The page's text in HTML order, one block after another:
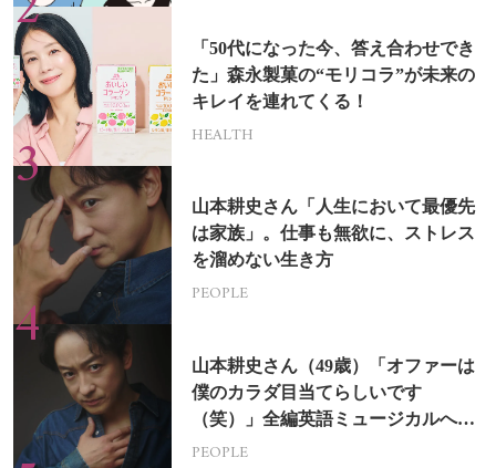
「50代になった今、答え合わせでき
た」森永製菓の“モリコラ”が未来の
キレイを連れてくる！
HEALTH
山本耕史さん「人生において最優先
は家族」。仕事も無欲に、ストレス
を溜めない生き方
PEOPLE
山本耕史さん（49歳）「オファーは
僕のカラダ目当てらしいです
（笑）」全編英語ミュージカルへの
挑戦
PEOPLE